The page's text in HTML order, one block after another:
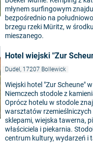
młynem surfingowym
bezpośrednio na
brzegu rzeki Müritz, w
mieszanego.
Hotel wiejski "Zur
Dudel, 17207 Bollewick
Wiejski hotel "Zur Scheune"
Niemczech stodole z
Oprócz hotelu w stodole
warsztatów rzemieślniczych
sklepami, wiejska tawerna,
właściciela i piekarnia.
centrum kultury, wydarzeń i